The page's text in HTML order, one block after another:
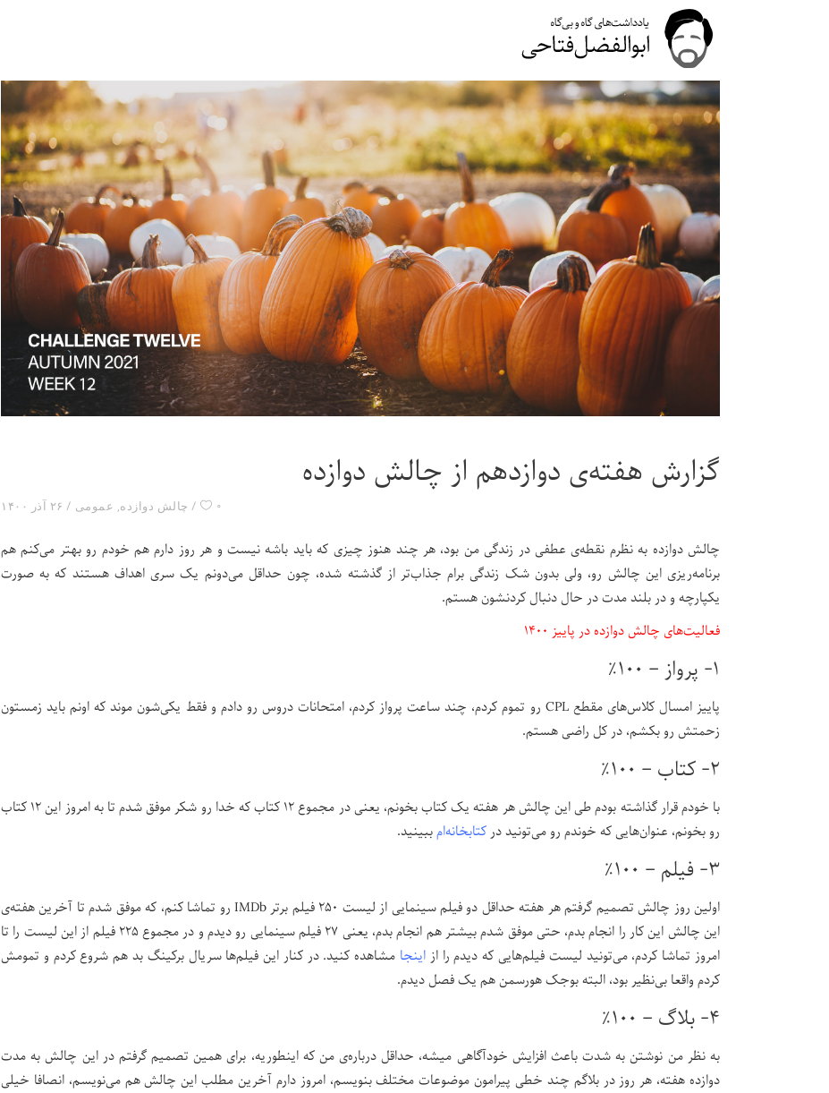
گزارش هفته‌ی دوازدهم از چالش دوازده
۲۶ آذر ۱۴۰۰ چالش دوازده, عمومی ۰
چالش دوازده به نظرم نقطه‌ی عطفی در زندگی من بود، هر چند هنوز چیزی که باید باشه نیست و هر روز دارم هم خودم رو بهتر می‌کنم هم
برنامه‌ریزی این چالش رو، ولی بدون شک زندگی برام جذاب‌تر از گذشته شده، چون حداقل می‌دونم یک سری اهداف هستند که به صورت
یکپارچه و در بلند مدت در حال دنبال کردنشون هستم.
فعالیت‌های چالش دوازده در پاییز ۱۴۰۰
۱- پرواز – ۱۰۰٪
پاییز امسال کلاس‌های مقطع CPL رو تموم کردم، چند ساعت پرواز کردم، امتحانات دروس رو دادم و فقط یکی‌شون موند که اونم باید زمستون
زحمتش رو بکشم، در کل راضی هستم.
۲- کتاب – ۱۰۰٪
با خودم قرار گذاشته بودم طی این چالش هر هفته یک کتاب بخونم، یعنی در مجموع ۱۲ کتاب که خدا رو شکر موفق شدم تا به امروز این ۱۲ کتاب
رو بخونم، عنوان‌هایی که خوندم رو می‌تونید در کتابخانه‌امببینید.
۳- فیلم – ۱۰۰٪
اولین روز چالش تصمیم گرفتم هر هفته حداقل دو فیلم سینمایی از لیست ۲۵۰ فیلم برتر IMDb رو تماشا کنم، که موفق شدم تا آخرین هفته‌ی
این چالش این کار را انجام بدم، حتی موفق شدم بیشتر هم انجام بدم، یعنی ۲۷ فیلم سینمایی رو دیدم و در مجموع ۲۲۵ فیلم از این لیست را تا
امروز تماشا کردم، می‌تونید لیست فیلم‌هایی که دیدم را از اینجا مشاهده کنید. در کنار این فیلم‌ها سریال برکینگ بد هم شروع کردم و تمومش
کردم واقعا بی‌نظیر بود، البته بوجک هورسمن هم یک فصل دیدم.
۴- بلاگ – ۱۰۰٪
به نظر من نوشتن به شدت باعث افزایش خودآگاهی میشه، حداقل درباره‌ی من که اینطوریه، برای همین تصمیم گرفتم در این چالش به مدت
دوازده هفته، هر روز در بلاگم چند خطی پیرامون موضوعات مختلف بنویسم، امروز دارم آخرین مطلب این چالش هم می‌نویسم، انصافا خیلی